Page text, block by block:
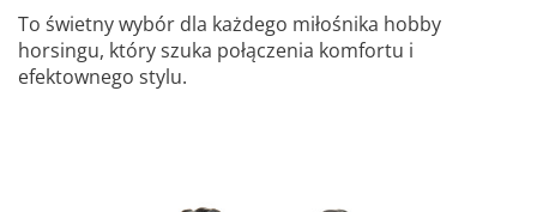
To świetny wybór dla każdego miłośnika hobby
horsingu, który szuka połączenia komfortu i
efektownego stylu.